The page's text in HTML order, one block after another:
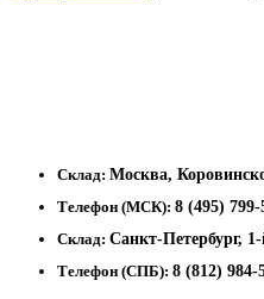
Склад: Москва,
Телефон (МСК): 8 (495) 799-
Склад: Санкт-Петербург,
Телефон (СПБ): 8 (812) 984-